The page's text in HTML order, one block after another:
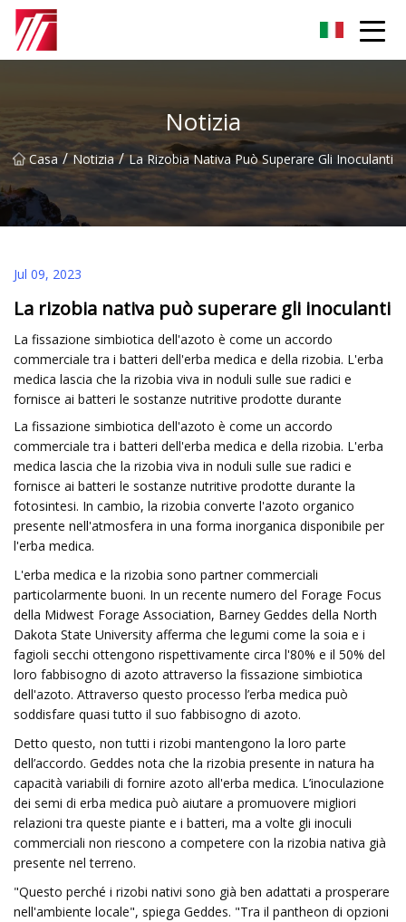
Notizia
Casa / Notizia / La Rizobia Nativa Può Superare Gli Inoculanti
Jul 09, 2023
La rizobia nativa può superare gli inoculanti
La fissazione simbiotica dell'azoto è come un accordo
commerciale tra i batteri dell'erba medica e della rizobia. L'erba
medica lascia che la rizobia viva in noduli sulle sue radici e
fornisce ai batteri le sostanze nutritive prodotte durante
La fissazione simbiotica dell'azoto è come un accordo
commerciale tra i batteri dell'erba medica e della rizobia. L'erba
medica lascia che la rizobia viva in noduli sulle sue radici e
fornisce ai batteri le sostanze nutritive prodotte durante la
fotosintesi. In cambio, la rizobia converte l'azoto organico
presente nell'atmosfera in una forma inorganica disponibile per
l'erba medica.
L'erba medica e la rizobia sono partner commerciali
particolarmente buoni. In un recente numero del Forage Focus
della Midwest Forage Association, Barney Geddes della North
Dakota State University afferma che legumi come la soia e i
fagioli secchi ottengono rispettivamente circa l'80% e il 50% del
loro fabbisogno di azoto attraverso la fissazione simbiotica
dell'azoto. Attraverso questo processo l’erba medica può
soddisfare quasi tutto il suo fabbisogno di azoto.
Detto questo, non tutti i rizobi ​​mantengono la loro parte
dell’accordo. Geddes nota che la rizobia presente in natura ha
capacità variabili di fornire azoto all'erba medica. L’inoculazione
dei semi di erba medica può aiutare a promuovere migliori
relazioni tra queste piante e i batteri, ma a volte gli inoculi
commerciali non riescono a competere con la rizobia nativa già
presente nel terreno.
"Questo perché i rizobi ​​nativi sono già ben adattati a prosperare
nell'ambiente locale", spiega Geddes. "Tra il pantheon di opzioni